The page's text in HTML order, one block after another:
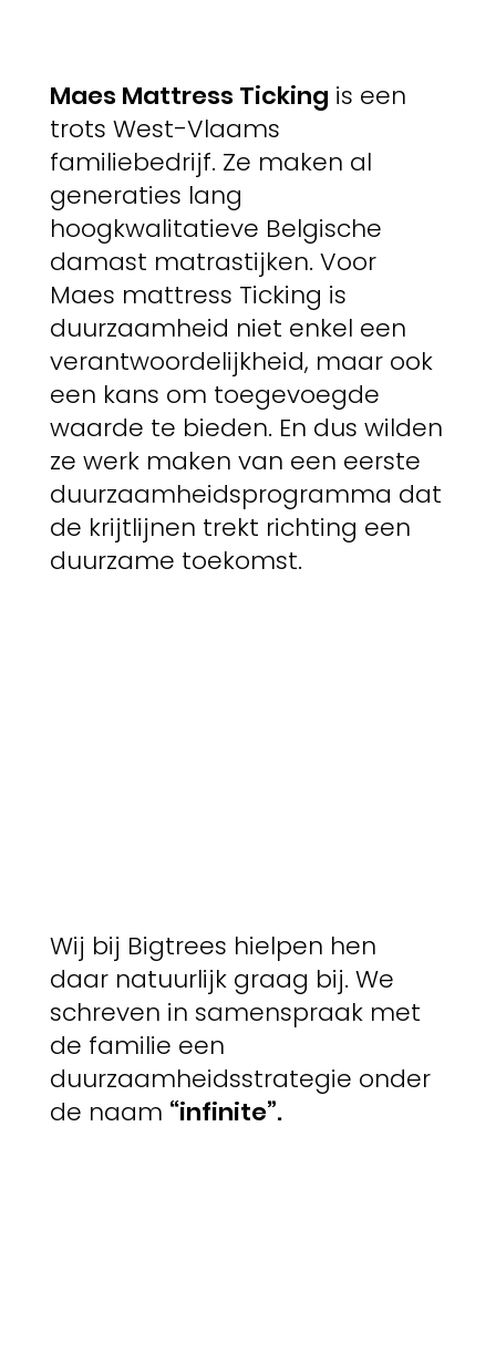
Maes Mattress Ticking is een
trots West-Vlaams
familiebedrijf. Ze maken al
generaties lang
hoogkwalitatieve Belgische
damast matrastijken. Voor
Maes mattress Ticking is
duurzaamheid niet enkel een
verantwoordelijkheid, maar ook
een kans om toegevoegde
waarde te bieden. En dus wilden
ze werk maken van een eerste
duurzaamheidsprogramma dat
de krijtlijnen trekt richting een
duurzame toekomst.
Wij bij Bigtrees hielpen hen
daar natuurlijk graag bij. We
schreven in samenspraak met
de familie een
duurzaamheidsstrategie onder
de naam “infinite”.